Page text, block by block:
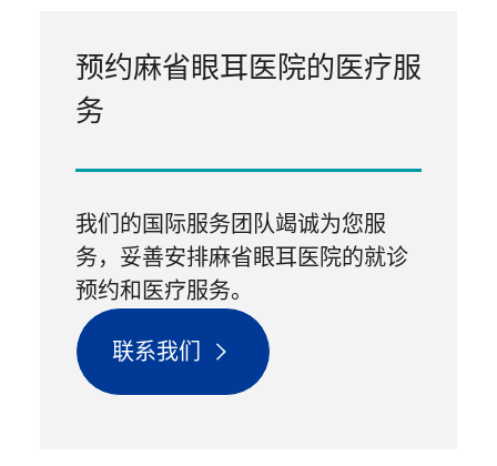
预约麻省眼耳医院的医疗服
务
我们的国际服务团队竭诚为您服
务，妥善安排麻省眼耳医院的就诊
预约和医疗服务。
联系我们